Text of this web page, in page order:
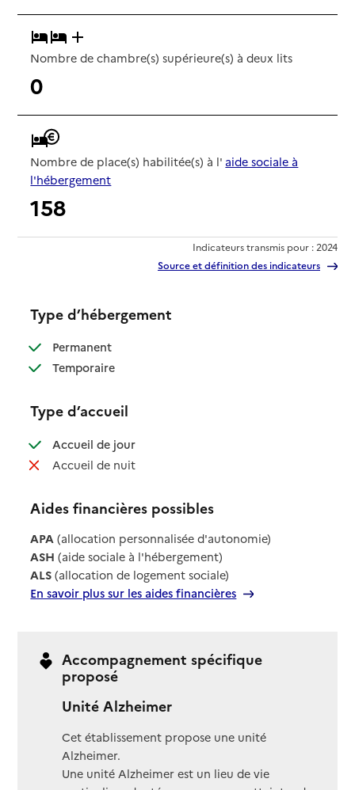
Nombre de chambre(s) supérieure(s) à deux lits
0
Nombre de place(s) habilitée(s) à l' aide sociale à
l'hébergement
158
Indicateurs transmis pour : 2024
Source et définition des indicateurs
Type d’hébergement
Permanent: disponible
Temporaire: disponible
Type d’accueil
Accueil de jour: disponible
Accueil de nuit: non disponible
Aides financières possibles
APA (allocation personnalisée d'autonomie)
ASH (aide sociale à l'hébergement)
ALS (allocation de logement sociale)
En savoir plus sur les aides financières
Accompagnement spécifique
proposé
Unité Alzheimer
Cet établissement propose une unité
Alzheimer.
Une unité Alzheimer est un lieu de vie